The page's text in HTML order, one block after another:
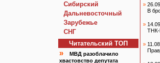
Сибирский
Дальневосточный
Зарубежье
СНГ
Читательский TOП
»
МВД разоблачило
хвастовство депутата
»
В
»
ТНК-
»